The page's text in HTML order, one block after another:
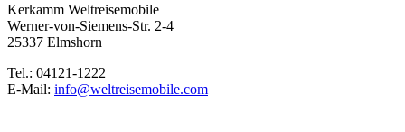
Kerkamm Weltreisemobile
Werner-von-Siemens-Str. 2-4
25337 Elmshorn
Tel.: 04121-1222
E-Mail: info@weltreisemobile.com